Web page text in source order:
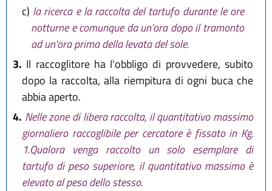
c) la ricerca e la raccolta del tartufo durante le ore
notturne e comunque da un'ora dopo il tramonto
ad un'ora prima della levata del sole.
3. Il raccoglitore ha l'obbligo di provvedere, subito
dopo la raccolta, alla riempitura di ogni buca che
abbia aperto.
4. Nelle zone di libera raccolta, il quantitativo massimo
giornaliero raccoglibile per cercatore è fissato in Kg.
1.Qualora venga raccolto un solo esemplare di
tartufo di peso superiore, il quantitativo massimo è
elevato al peso dello stesso.